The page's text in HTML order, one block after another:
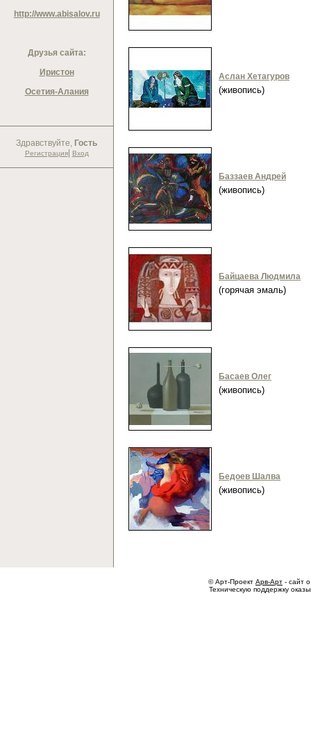
http://www.abisalov.ru
Друзья сайта:
Иристон
Осетия-Алания
Здравствуйте, Гость
Регистрация| Вход
Аслан Хетагуров
(живопись)
Баззаев Андрей
(живопись)
Байцаева Людмила
(горячая эмаль)
Басаев Олег
(живопись)
Бедоев Шалва
(живопись)
© Арт-Проект Арв-Арт - сайт
Техническую поддержку